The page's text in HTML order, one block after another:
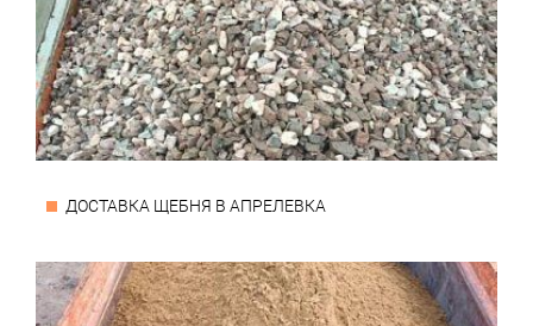
ДОСТАВКА ЩЕБНЯ В АПРЕЛЕВКА